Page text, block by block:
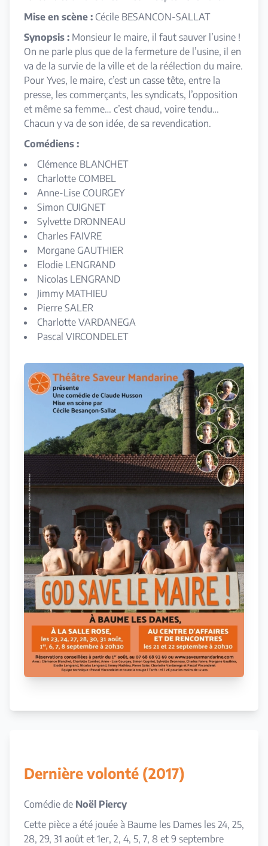
Mise en scène : Cécile BESANCON-SALLAT
Synopsis : Monsieur le maire, il faut sauver l’usine !
On ne parle plus que de la fermeture de l’usine, il en
va de la survie de la ville et de la réélection du maire.
Pour Yves, le maire, c’est un casse tête, entre la
presse, les commerçants, les syndicats, l’opposition
et même sa femme… c’est chaud, voire tendu…
Chacun y va de son idée, de sa revendication.
Comédiens :
Clémence BLANCHET
Charlotte COMBEL
Anne-Lise COURGEY
Simon CUIGNET
Sylvette DRONNEAU
Charles FAIVRE
Morgane GAUTHIER
Elodie LENGRAND
Nicolas LENGRAND
Jimmy MATHIEU
Pierre SALER
Charlotte VARDANEGA
Pascal VIRCONDELET
Dernière volonté (2017)
Comédie de Noël Piercy
Cette pièce a été jouée à Baume les Dames les 24, 25,
28, 29, 31 août et 1er, 2, 4, 5, 7, 8 et 9 septembre